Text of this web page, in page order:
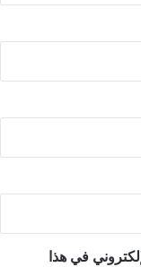
في هذا